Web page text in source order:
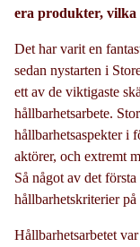
era produkter, vilka
Det har varit en
sedan nystarten i
ett av de viktigaste
hållbarhetsarbete.
hållbarhetsaspekter i
aktörer, och extremt
Så något av det
hållbarhetskriterier på
Hållbarhetsarbetet